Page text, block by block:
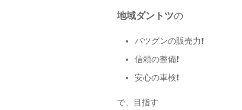
地域ダントツの
バツグンの販売力❗️
信頼の整備❗️
安心の車検❗️
で、目指す